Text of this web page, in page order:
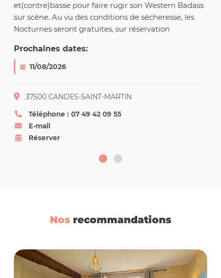
et(contre)basse pour faire rugir son Western Badass
sur scène. Au vu des conditions de sécheresse, les
Nocturnes seront gratuites, sur réservation
Prochaines dates:
11/08/2026
37500 CANDES-SAINT-MARTIN
Téléphone : 07 49 42 09 55
E-mail
Réserver
Nos recommandations